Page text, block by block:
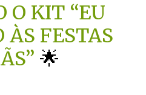
O KIT “EU
ÀS FESTAS
🌟